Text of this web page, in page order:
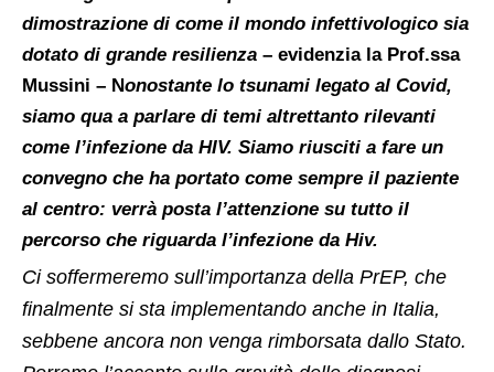
dimostrazione di come il mondo infettivologico sia
dotato di grande resilienza – evidenzia la Prof.ssa
Mussini – Nonostante lo tsunami legato al Covid,
siamo qua a parlare di temi altrettanto rilevanti
come l’infezione da HIV. Siamo riusciti a fare un
convegno che ha portato come sempre il paziente
al centro: verrà posta l’attenzione su tutto il
percorso che riguarda l’infezione da Hiv.
Ci soffermeremo sull’importanza della PrEP, che
finalmente si sta implementando anche in Italia,
sebbene ancora non venga rimborsata dallo Stato.